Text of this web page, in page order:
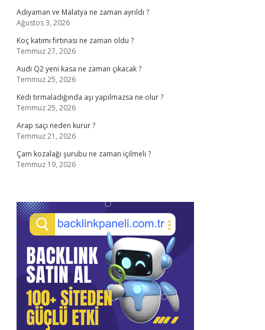
Adıyaman ve Malatya ne zaman ayrıldı ?
Ağustos 3, 2026
Koç katımı fırtınası ne zaman oldu ?
Temmuz 27, 2026
Audi Q2 yeni kasa ne zaman çıkacak ?
Temmuz 25, 2026
Kedi tırmaladığında aşı yapılmazsa ne olur ?
Temmuz 25, 2026
Arap saçı neden kurur ?
Temmuz 21, 2026
Çam kozalağı şurubu ne zaman içilmeli ?
Temmuz 19, 2026